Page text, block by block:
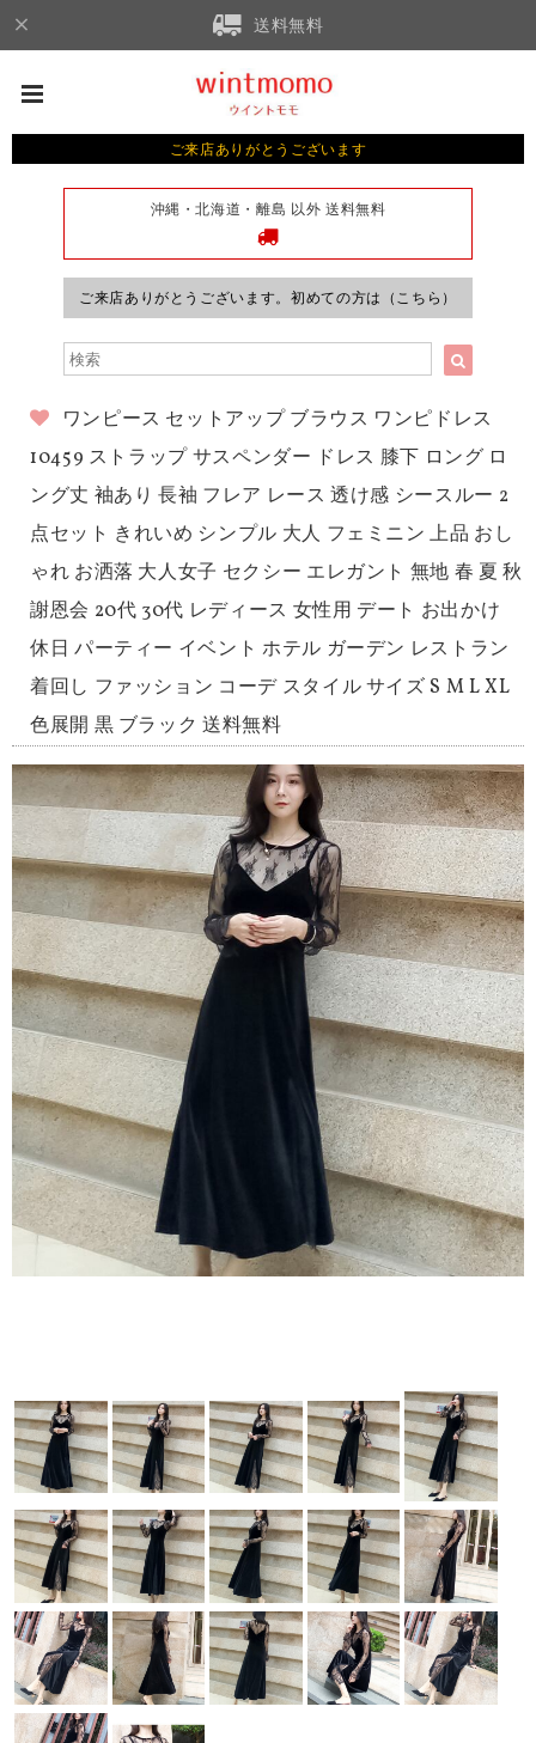
送料無料
ご来店ありがとうございます
沖縄・北海道・離島 以外 送料無料
ご来店ありがとうございます。初めての方は（こちら）
ワンピース セットアップ ブラウス ワンピドレス
10459 ストラップ サスペンダー ドレス 膝下 ロング ロ
ング丈 袖あり 長袖 フレア レース 透け感 シースルー 2
点セット きれいめ シンプル 大人 フェミニン 上品 おし
ゃれ お洒落 大人女子 セクシー エレガント 無地 春 夏 秋
謝恩会 20代 30代 レディース 女性用 デート お出かけ
休日 パーティー イベント ホテル ガーデン レストラン
着回し ファッション コーデ スタイル サイズ S M L XL
色展開 黒 ブラック 送料無料